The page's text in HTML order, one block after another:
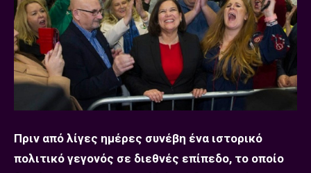
Πριν από λίγες ημέρες συνέβη ένα ιστορικό
πολιτικό γεγονός σε διεθνές επίπεδο, το οποίο